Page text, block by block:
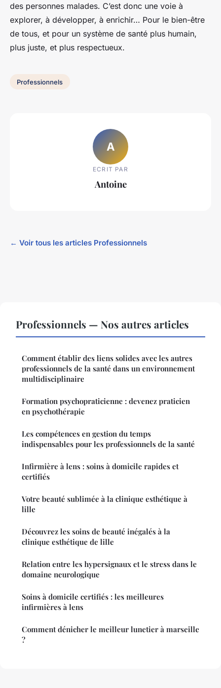
des personnes malades. C’est donc une voie à
explorer, à développer, à enrichir… Pour le bien-être
de tous, et pour un système de santé plus humain,
plus juste, et plus respectueux.
Professionnels
A
ECRIT PAR
Antoine
← Voir tous les articles Professionnels
Professionnels — Nos autres articles
Comment établir des liens solides avec les autres
professionnels de la santé dans un environnement
multidisciplinaire
Formation psychopraticienne : devenez praticien
en psychothérapie
Les compétences en gestion du temps
indispensables pour les professionnels de la santé
Infirmière à lens : soins à domicile rapides et
certifiés
Votre beauté sublimée à la clinique esthétique à
lille
Découvrez les soins de beauté inégalés à la
clinique esthétique de lille
Relation entre les hypersignaux et le stress dans le
domaine neurologique
Soins à domicile certifiés : les meilleures
infirmières à lens
Comment dénicher le meilleur lunetier à marseille
?